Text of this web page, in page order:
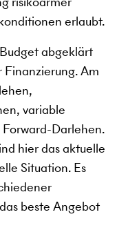
erlaubt.
abgeklärt
Finanzierung. Am
variable
Darlehen.
hier das aktuelle
Situation. Es
beste Angebot